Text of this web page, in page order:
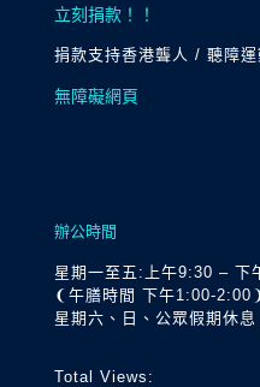
立刻捐款！！
捐款支持香港聾人 / 聽障運
無障礙網頁
辦公時間
星期一至五:上午9:30 – 下
❨午膳時間 下午1:00-
星期六、日、公眾假期休息
Total Views: